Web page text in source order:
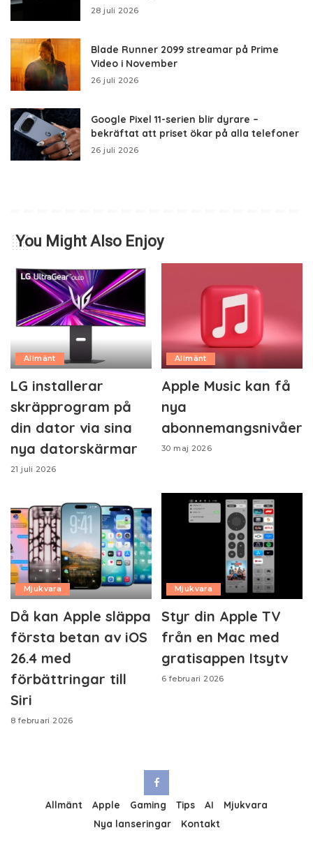
28 juli 2026
Blade Runner 2099 streamar på Prime
Video i November
26 juli 2026
Google Pixel 11-serien blir dyrare –
bekräftat att priset ökar på alla telefoner
26 juli 2026
You Might Also Enjoy
Allmänt
LG installerar
skräpprogram på
din dator via sina
nya datorskärmar
21 juli 2026
Allmänt
Apple Music kan få
nya
abonnemangsnivåer
30 maj 2026
Mjukvara
Då kan Apple släppa
första betan av iOS
26.4 med
förbättringar till
Siri
8 februari 2026
Mjukvara
Styr din Apple TV
från en Mac med
gratisappen Itsytv
6 februari 2026
Allmänt Apple Gaming Tips AI
Mjukvara
Nya lanseringar
Kontakt